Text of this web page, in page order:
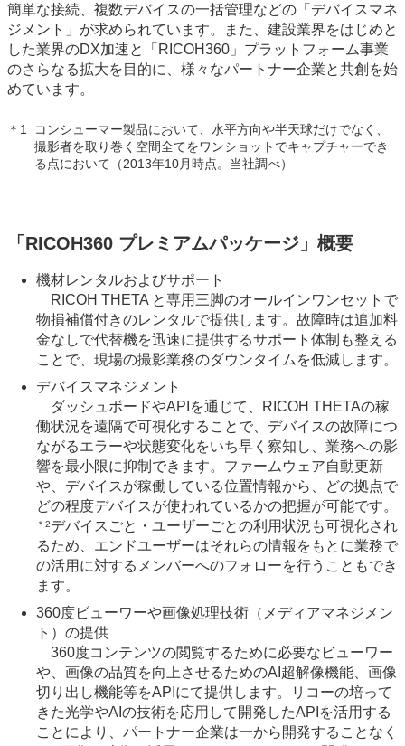
簡単な接続、複数デバイスの一括管理などの「デバイスマネ
ジメント」が求められています。また、建設業界をはじめと
した業界のDX加速と「RICOH360」プラットフォーム事業
のさらなる拡大を目的に、様々なパートナー企業と共創を始
めています。
＊1
コンシューマー製品において、水平方向や半天球だけでなく、
撮影者を取り巻く空間全てをワンショットでキャプチャーでき
る点において（2013年10月時点。当社調べ）
「RICOH360 プレミアムパッケージ」概要
機材レンタルおよびサポート
RICOH THETA と専用三脚のオールインワンセットで
物損補償付きのレンタルで提供します。故障時は追加料
金なしで代替機を迅速に提供するサポート体制も整える
ことで、現場の撮影業務のダウンタイムを低減します。
デバイスマネジメント
ダッシュボードやAPIを通じて、RICOH THETAの稼
働状況を遠隔で可視化することで、デバイスの故障につ
ながるエラーや状態変化をいち早く察知し、業務への影
響を最小限に抑制できます。ファームウェア自動更新
や、デバイスが稼働している位置情報から、どの拠点で
どの程度デバイスが使われているかの把握が可能です。
＊2デバイスごと・ユーザーごとの利用状況も可視化され
るため、エンドユーザーはそれらの情報をもとに業務で
の活用に対するメンバーへのフォローを行うこともでき
ます。
360度ビューワーや画像処理技術（メディアマネジメン
ト）の提供
360度コンテンツの閲覧するために必要なビューワー
や、画像の品質を向上させるためのAI超解像機能、画像
切り出し機能等をAPIにて提供します。リコーの培って
きた光学やAIの技術を応用して開発したAPIを活用する
ことにより、パートナー企業は一から開発することなく